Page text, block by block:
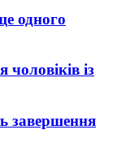
одного
із
завершення